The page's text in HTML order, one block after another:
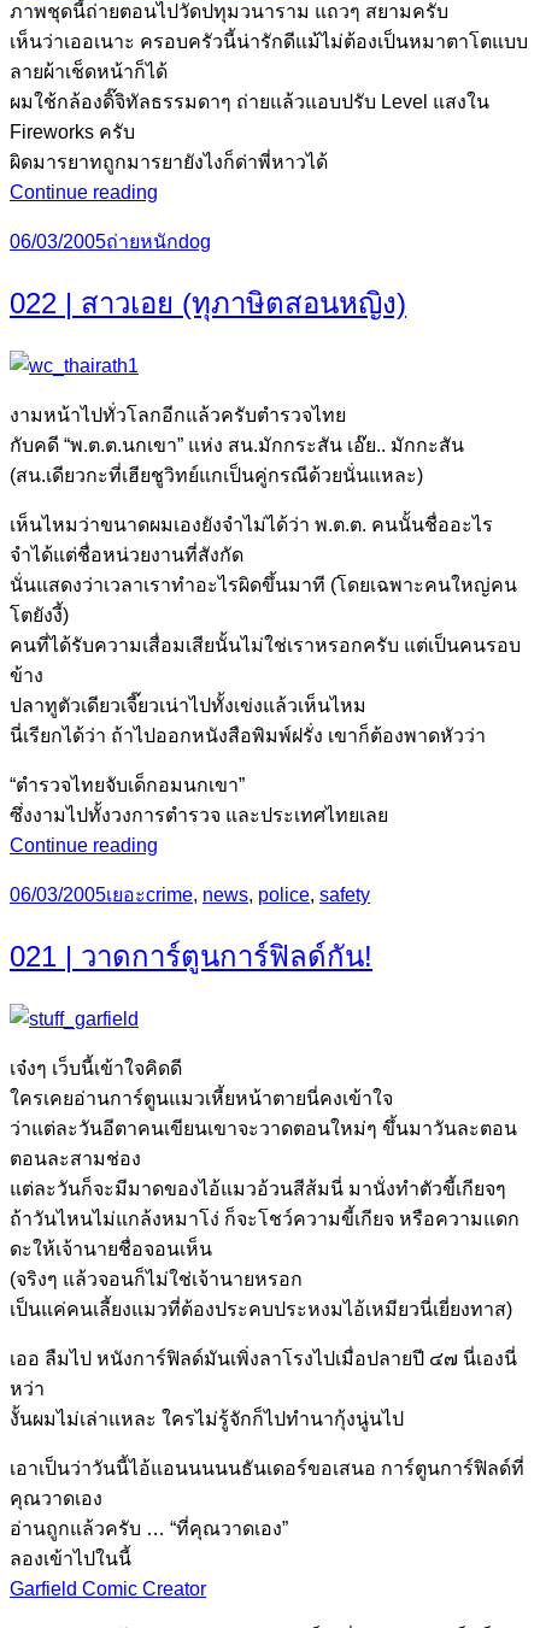
ภาพชุดนี้ถ่ายตอนไปวัดปทุมวนาราม แถวๆ สยามครับ
เห็นว่าเออเนาะ ครอบครัวนี้น่ารักดีแม้ไม่ต้องเป็นหมาตาโตแบบ
ลายผ้าเช็ดหน้าก็ได้
ผมใช้กล้องดิ๊จิทัลธรรมดาๆ ถ่ายแล้วแอบปรับ Level แสงใน
Fireworks ครับ
ผิดมารยาทถูกมารยายังไงก็ด่าพี่หาวได้
Continue reading
คือ
หมา
จบ
สากล
Posted
06/03/2005Categories
ถ่ายหนักTags
dog
022 | สาวเอย (ทุภาษิตสอนหญิง)
งามหน้าไปทั่วโลกอีกแล้วครับตำรวจไทย
กับคดี “พ.ต.ต.นกเขา” แห่ง สน.มักกระสัน เอ๊ย.. มักกะสัน
(สน.เดียวกะที่เฮียชูวิทย์แกเป็นคู่กรณีด้วยนั่นแหละ)
เห็นไหมว่าขนาดผมเองยังจำไม่ได้ว่า พ.ต.ต. คนนั้นชื่ออะไร
จำได้แต่ชื่อหน่วยงานที่สังกัด
นั่นแสดงว่าเวลาเราทำอะไรผิดขึ้นมาที (โดยเฉพาะคนใหญ่คน
โตยังงี้)
คนที่ได้รับความเสื่อมเสียนั้นไม่ใช่เราหรอกครับ แต่เป็นคนรอบ
ข้าง
ปลาทูตัวเดียวเจี๊ยวเน่าไปทั้งเข่งแล้วเห็นไหม
นี่เรียกได้ว่า ถ้าไปออกหนังสือพิมพ์ฝรั่ง เขาก็ต้องพาดหัวว่า
“ตำรวจไทยจับเด็กอมนกเขา”
ซึ่งงามไปทั้งวงการตำรวจ และประเทศไทยเลย
Continue reading
สาว
(ทุ
หญิง)
Posted
06/03/2005Categories
เยอะTags
crime, news, police, safety
021 | วาดการ์ตูนการ์ฟิลด์กัน!
เจ๋งๆ เว็บนี้เข้าใจคิดดี
ใครเคยอ่านการ์ตูนแมวเหี้ยหน้าตายนี่คงเข้าใจ
ว่าแต่ละวันอีตาคนเขียนเขาจะวาดตอนใหม่ๆ ขึ้นมาวันละตอน
ตอนละสามช่อง
แต่ละวันก็จะมีมาดของไอ้แมวอ้วนสีส้มนี่ มานั่งทำตัวขี้เกียจๆ
ถ้าวันไหนไม่แกล้งหมาโง่ ก็จะโชว์ความขี้เกียจ หรือความแดก
ดะให้เจ้านายชื่อจอนเห็น
(จริงๆ แล้วจอนก็ไม่ใช่เจ้านายหรอก
เป็นแค่คนเลี้ยงแมวที่ต้องประคบประหงมไอ้เหมียวนี่เยี่ยงทาส)
เออ ลืมไป หนังการ์ฟิลด์มันเพิ่งลาโรงไปเมื่อปลายปี ๔๗ นี่เองนี่
หว่า
งั้นผมไม่เล่าแหละ ใครไม่รู้จักก็ไปทำนากุ้งนู่นไป
เอาเป็นว่าวันนี้ไอ้แอนนนนนธันเดอร์ขอเสนอ การ์ตูนการ์ฟิลด์ที่
คุณวาดเอง
อ่านถูกแล้วครับ … “ที่คุณวาดเอง”
ลองเข้าไปในนี้
Garfield Comic Creator